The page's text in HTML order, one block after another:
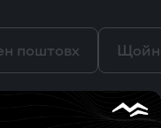
поштовх